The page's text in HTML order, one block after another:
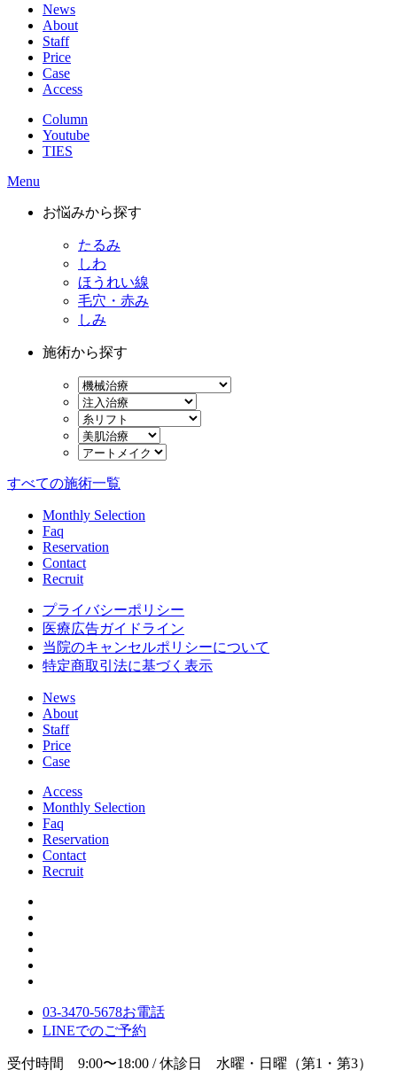
News
About
Staff
Price
Case
Access
Column
Youtube
TIES
Menu
お悩みから探す
たるみ
しわ
ほうれい線
毛穴・赤み
しみ
施術から探す
すべての施術一覧
Monthly Selection
Faq
Reservation
Contact
Recruit
プライバシーポリシー
医療広告ガイドライン
当院のキャンセルポリシーについて
特定商取引法に基づく表示
News
About
Staff
Price
Case
Access
Monthly Selection
Faq
Reservation
Contact
Recruit
03-3470-5678お電話
LINEでのご予約
受付時間 9:00〜18:00 / 休診日 水曜・日曜（第1・第3）